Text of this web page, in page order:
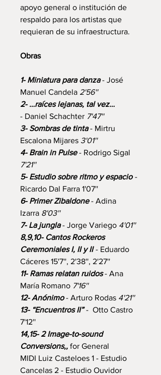
apoyo general o institución de
respaldo para los artistas que
requieran de su infraestructura.
Obras
1- Miniatura para danza- José
Manuel Candela 2'56''
2- …raíces lejanas, tal vez…
- Daniel Schachter 7'47''
3- Sombras de tinta- Mirtru
Escalona Mijares 3'01''
4- Brain in Pulse- Rodrigo Sigal
7'21''
5- Estudio sobre ritmo y espacio-
Ricardo Dal Farra 1'07''
6- Primer Zibaldone- Adina
Izarra 8'03''
7- La jungla- Jorge Variego 4'01''
8,9,10- Cantos Rockeros
Ceremoniales I, II y II- Eduardo
Cáceres 15'7'', 2'38'', 2'27''
11- Ramas relatan ruidos- Ana
María Romano 7'16''
12- Anónimo- Arturo Rodas 4'21''
13- “Encuentros II”- Otto Castro
7'12''
14,15- 2 Image-to-sound
Conversions,, for General
MIDI Luiz Casteloes 1 - Estudio
Cancelas 2 - Estudio Ouvidor